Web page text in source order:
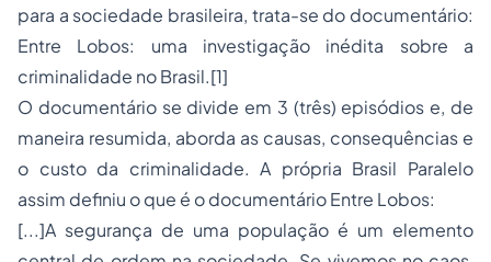
para a sociedade brasileira, trata-se do documentário:
Entre Lobos: uma investigação inédita sobre a
criminalidade no Brasil.[1]
O documentário se divide em 3 (três) episódios e, de
maneira resumida, aborda as causas, consequências e
o custo da criminalidade. A própria Brasil Paralelo
assim definiu o que é o documentário Entre Lobos:
[...]A segurança de uma população é um elemento